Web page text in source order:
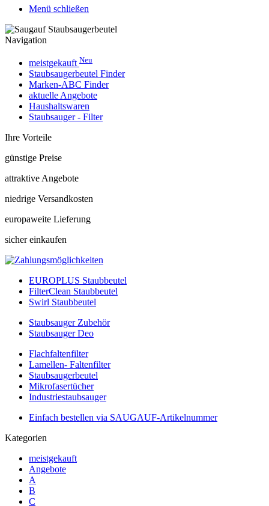
Menü schließen
Navigation
meistgekauft Neu
Staubsaugerbeutel Finder
Marken-ABC Finder
aktuelle Angebote
Haushaltswaren
Staubsauger - Filter
Ihre Vorteile
günstige Preise
attraktive Angebote
niedrige Versandkosten
europaweite Lieferung
sicher einkaufen
EUROPLUS Staubbeutel
FilterClean Staubbeutel
Swirl Staubbeutel
Staubsauger Zubehör
Staubsauger Deo
Flachfaltenfilter
Lamellen- Faltenfilter
Staubsaugerbeutel
Mikrofasertücher
Industriestaubsauger
Einfach bestellen via SAUGAUF-Artikelnummer
Kategorien
meistgekauft
Angebote
A
B
C